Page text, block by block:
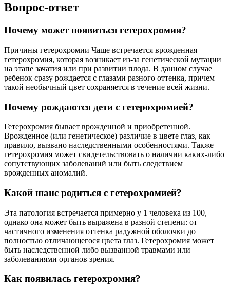
Вопрос-ответ
Почему может появиться гетерохромия?
Причины гетерохромии Чаще встречается врожденная
гетерохромия, которая возникает из-за генетической мутации
на этапе зачатия или при развитии плода. В данном случае
ребенок сразу рождается с глазами разного оттенка, причем
такой необычный цвет сохраняется в течение всей жизни.
Почему рождаются дети с гетерохромией?
Гетерохромия бывает врожденной и приобретенной.
Врожденное (или генетическое) различие в цвете глаз, как
правило, вызвано наследственными особенностями. Также
гетерохромия может свидетельствовать о наличии каких-либо
сопутствующих заболеваний или быть следствием
врожденных аномалий.
Какой шанс родиться с гетерохромией?
Эта патология встречается примерно у 1 человека из 100,
однако она может быть выражена в разной степени: от
частичного изменения оттенка радужной оболочки до
полностью отличающегося цвета глаз. Гетерохромия может
быть наследственной либо вызванной травмами или
заболеваниями органов зрения.
Как появилась гетерохромия?